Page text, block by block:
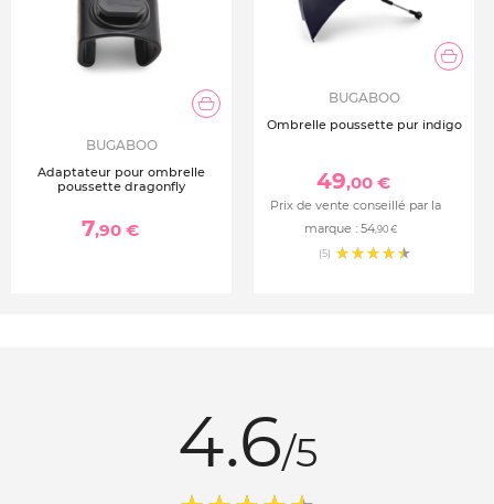
BUGABOO
Adaptateur pour ombrelle
poussette dragonfly
7,90 €
BUGABOO
Ombrelle poussette pur indigo
49,00 €
Prix de vente conseillé par la
marque : 54,90 €
(5)
4.6/5